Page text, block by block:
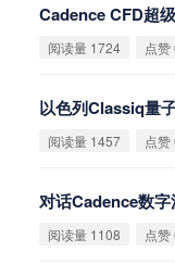
Cadence CFD超
阅读量 1724 点赞
以色列Classiq量
阅读量 1457 点赞
对话Cadence数
阅读量 1108 点赞